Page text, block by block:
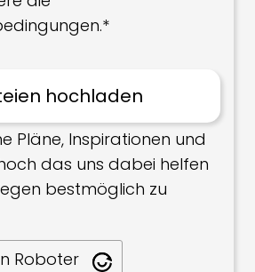
Pläne, Inspirationen und
das uns dabei helfen
bestmöglich zu
Roboter